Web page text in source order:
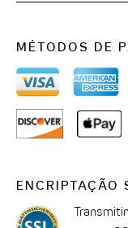
MÉTODOS DE
ENCRIPTAÇÃO